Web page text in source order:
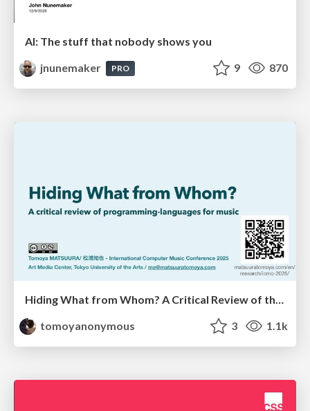
AI: The stuff that nobody shows you
jnunemaker
PRO 9 870
tomoyanonymous
3 1.1k